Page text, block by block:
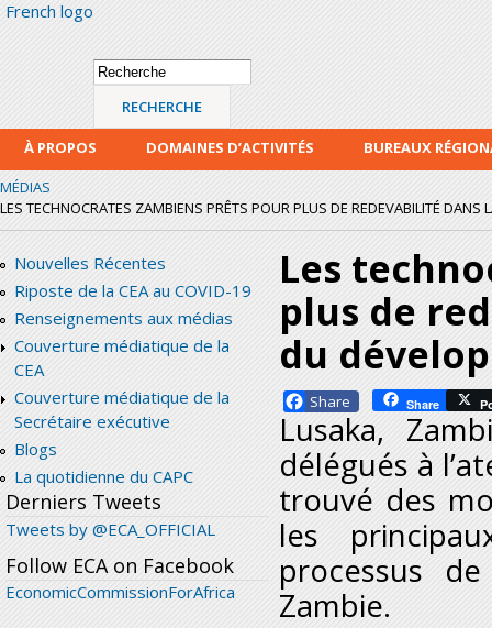
French logo
Formulaire de
recherche
Recherche
À PROPOS DOMAINES D’ACTIVITÉS
BUREAUX
MÉDIAS
LES TECHNOCRATES ZAMBIENS PRÊTS POUR PLUS DE REDEVABILITÉ DANS
Nouvelles Récentes
Riposte de la CEA au COVID-19
Renseignements aux médias
Couverture médiatique de la
CEA
Couverture médiatique de la
Secrétaire exécutive
Blogs
La quotidienne du CAPC
Derniers Tweets
Tweets by @ECA_OFFICIAL
Follow ECA on Facebook
EconomicCommissionForAfrica
Les
plus de
du
Facebook Share
Lusaka,
délégués à
trouvé des
les
processus
Zambie.